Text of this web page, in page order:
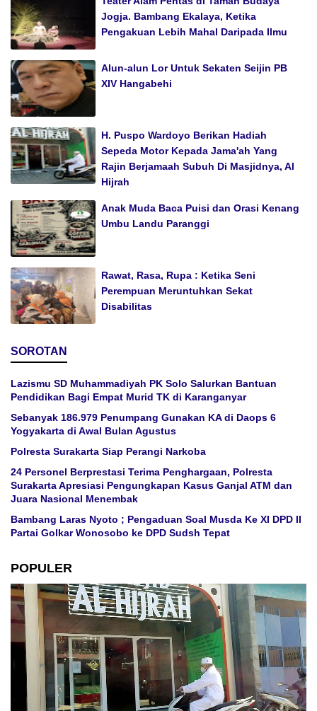
Jogja. Bambang Ekalaya, Ketika
Pengakuan Lebih Mahal Daripada Ilmu
Alun-alun Lor Untuk Sekaten Seijin PB
XIV Hangabehi
H. Puspo Wardoyo Berikan Hadiah
Sepeda Motor Kepada Jama'ah Yang
Rajin Berjamaah Subuh Di Masjidnya, Al
Hijrah
Anak Muda Baca Puisi dan Orasi Kenang
Umbu Landu Paranggi
Rawat, Rasa, Rupa : Ketika Seni
Perempuan Meruntuhkan Sekat
Disabilitas
SOROTAN
Lazismu SD Muhammadiyah PK Solo Salurkan Bantuan
Pendidikan Bagi Empat Murid TK di Karanganyar
Sebanyak 186.979 Penumpang Gunakan KA di Daops 6
Yogyakarta di Awal Bulan Agustus
Polresta Surakarta Siap Perangi Narkoba
24 Personel Berprestasi Terima Penghargaan, Polresta
Surakarta Apresiasi Pengungkapan Kasus Ganjal ATM dan
Juara Nasional Menembak
Bambang Laras Nyoto ; Pengaduan Soal Musda Ke XI DPD II
Partai Golkar Wonosobo ke DPD Sudsh Tepat
POPULER